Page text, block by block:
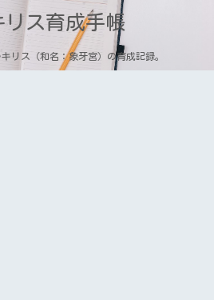
リス育成手帳
リス（和名：象牙宮）の育成記録。